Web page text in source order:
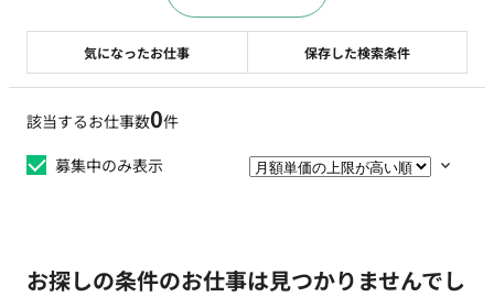
該当するお仕事数0件
募集中のみ表示
お探しの条件のお仕事は見つかりませんでし
気になったお仕事 保存した検索条件